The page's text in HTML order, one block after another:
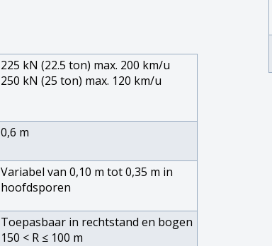
225 kN (22.5 ton) max. 200 km/u
250 kN (25 ton) max. 120 km/u
0,6 m
Variabel van 0,10 m tot 0,35 m in
hoofdsporen
Toepasbaar in rechtstand en bogen
150 < R ≤ 100 m